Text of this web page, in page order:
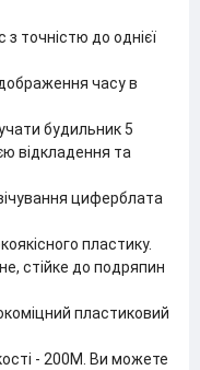
точністю до однієї
часу в
будильник 5
відкладення та
циферблата
пластику.
стійке до подряпин
пластиковий
- 200М. Ви можете